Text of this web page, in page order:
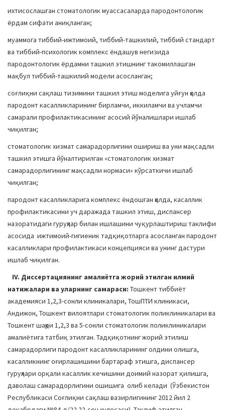
ихтисослашган стоматологик муассасаларда пародонтологик
ёрдам сифати аниқланган;
муаммога тиббий-ижтимоий, тиббий-ташкилий, тиббий стандарт
ва тиббий-психологик комплекс ёндашув негизида
пародонтологик ёрдамни ташкил этишнинг такомиллашган
мақбул тиббий-ташкилий модели асосланган;
соғлиқни сақлаш тизимини ташкил этиш моделига уйғун ҳолда
пародонт касалликларининг бирламчи, иккиламчи ва учламчи
самарали профилактикасининг асосий йўналишлари ишлаб
чиқилган;
стоматологик хизмат самарадорлигини ошириш ва уни мақсадли
ташкил этишга йўналтирилган «стоматологик хизмат
самарадорлигининг мақсадли нормаси» кўрсаткичи ишлаб
чиқилган;
пародонт касалликларига комплекс ёндошган ҳолда, касаллик
профилактикасини уч даражада ташкил этиш, диспансер
назоратидаги гуруҳлар билан ишлашини чуқурлаштириш таклифи
асосида ижтимоий-гигиеник тадқиқотларга асосланган пародонт
касалликлари профилактикаси концепцияси ва унинг дастури
ишлаб чиқилган.
IV. Диссертациянинг aмалиётга жорий этилган илмий
натижалари ва уларнинг самараси: Тошкент тиббиёт
академияси 1,2,3-сонли клиникалари, ТошПТИ клиникаси,
Андижон, Тошкент вилоятлари стоматологик поликлиникалари ва
Тошкент шаҳри 1,2,3 ва 5-сонли стоматологик поликлиникалари
амалиётига татбиқ этилган. Тадқиқотнинг жорий этилиш
самарадорлиги пародонт касалликларининг олдини олишга,
касалликнинг оғирлашишини бартараф этишга, диспансер
гуруҳлари орқали касаллик кечишини доимий назорат қилишга,
даволаш самарадорлигини ошишига олиб келади (Ўзбекистон
Республикаси Соғлиқни сақлаш вазирлигининг 2012 йил 2